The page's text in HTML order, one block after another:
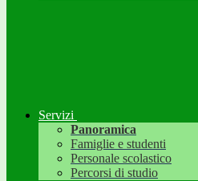
Servizi
Panoramica
Famiglie e studenti
Personale scolastico
Percorsi di studio